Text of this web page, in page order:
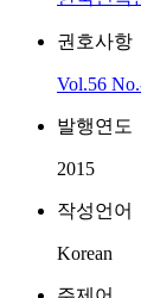
권호사항
Vol.56
발행연도
2015
작성언어
Korean